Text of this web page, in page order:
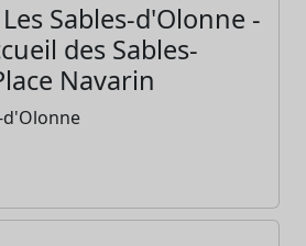
Sables-d'Olonne -
des Sables-
Navarin
d'Olonne